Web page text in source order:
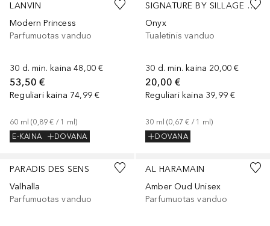
LANVIN
Modern Princess
Parfumuotas vanduo
30 d. min. kaina 48,00 €
53,50 €
Reguliari kaina 74,99 €
60 ml (0,89 € / 1 ml)
E-KAINA
DOVANA
SIGNATURE BY SILLAGE D'ORIENT
Onyx
Tualetinis vanduo
30 d. min. kaina 20,00 €
20,00 €
Reguliari kaina 39,99 €
30 ml (0,67 € / 1 ml)
DOVANA
PARADIS DES SENS
Valhalla
Parfumuotas vanduo
AL HARAMAIN
Amber Oud Unisex
Parfumuotas vanduo